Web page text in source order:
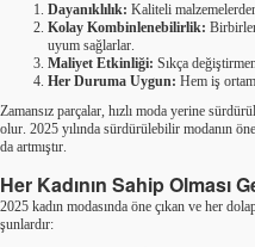
Dayanıklılık: Kaliteli
Kolay Kombinlenebilirlik:
uyum sağlarlar.
Maliyet Etkinliği: Sıkça
Her Duruma Uygun: Hem iş
Zamansız parçalar, hızlı moda yerine
olur. 2025 yılında sürdürülebilir modanın
da artmıştır.
Her Kadının Sahip Olması
2025 kadın modasında öne çıkan ve her
şunlardır: